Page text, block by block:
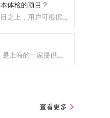
体检的项目？
检查项目，如核磁共振、胸腹部CT、消化道内窥镜、...
品牌，目前主要的产品是日本高级体检。 目前公...
查看更多